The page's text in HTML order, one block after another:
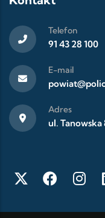
Telefon
91 43 28 100
E-mail
Adres
ul. Tanowska